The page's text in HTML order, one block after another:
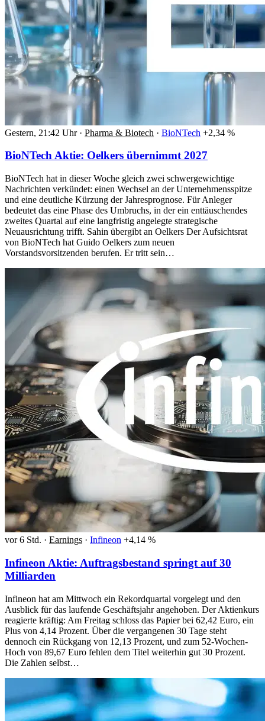
Gestern, 21:42 Uhr · Pharma & Biotech · BioNTech +2,34 %
BioNTech Aktie: Oelkers übernimmt 2027
BioNTech hat in dieser Woche gleich zwei schwergewichtige
Nachrichten verkündet: einen Wechsel an der Unternehmensspitze
und eine deutliche Kürzung der Jahresprognose. Für Anleger
bedeutet das eine Phase des Umbruchs, in der ein enttäuschendes
zweites Quartal auf eine langfristig angelegte strategische
Neuausrichtung trifft. Sahin übergibt an Oelkers Der Aufsichtsrat
von BioNTech hat Guido Oelkers zum neuen
Vorstandsvorsitzenden berufen. Er tritt sein…
vor 6 Std. · Earnings · Infineon +4,14 %
Infineon Aktie: Auftragsbestand springt auf 30
Milliarden
Infineon hat am Mittwoch ein Rekordquartal vorgelegt und den
Ausblick für das laufende Geschäftsjahr angehoben. Der Aktienkurs
reagierte kräftig: Am Freitag schloss das Papier bei 62,42 Euro, ein
Plus von 4,14 Prozent. Über die vergangenen 30 Tage steht
dennoch ein Rückgang von 12,13 Prozent, und zum 52-Wochen-
Hoch von 89,67 Euro fehlen dem Titel weiterhin gut 30 Prozent.
Die Zahlen selbst…